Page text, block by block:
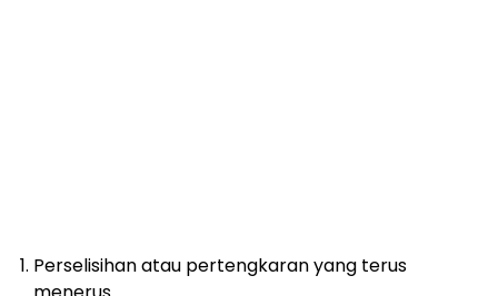
Perselisihan atau pertengkaran yang terus